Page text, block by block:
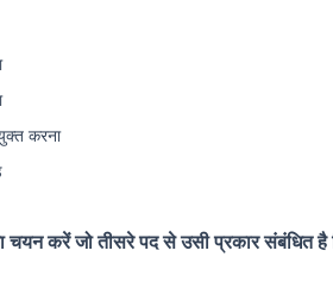
करना
चयन करें जो तीसरे पद से उसी प्रकार